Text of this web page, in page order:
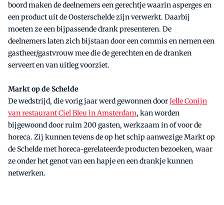
boord maken de deelnemers een gerechtje waarin asperges en
een product uit de Oosterschelde zijn verwerkt. Daarbij
moeten ze een bijpassende drank presenteren. De
deelnemers laten zich bijstaan door een commis en nemen een
gastheer/gastvrouw mee die de gerechten en de dranken
serveert en van uitleg voorziet.
Markt op de Schelde
De wedstrijd, die vorig jaar werd gewonnen doorJelle Conijn
van restaurant Ciel Bleu in Amsterdam, kan worden
bijgewoond door ruim 200 gasten, werkzaam in of voor de
horeca. Zij kunnen tevens de op het schip aanwezige Markt op
de Schelde met horeca-gerelateerde producten bezoeken, waar
ze onder het genot van een hapje en een drankje kunnen
netwerken.